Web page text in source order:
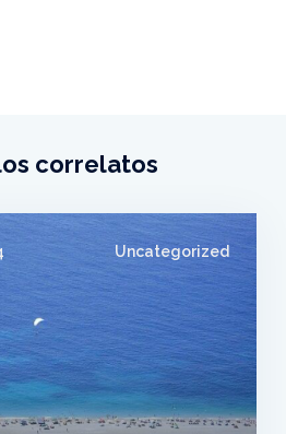
correlatos
Uncategorized